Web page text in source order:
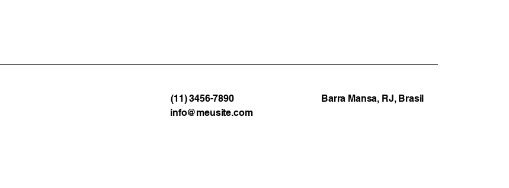
(11) 3456-7890
Barra Mansa, RJ, Brasil
info@meusite.com